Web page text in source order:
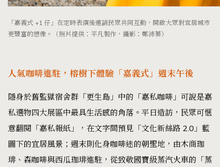
「嘉義式 +1 仔」在定時表演後邀請民眾共同互動，開啟大眾對宜居城市
更豐富的想像。（照片提供：平凡製作，攝影：鄭沛蓁）
人氣咖啡進駐，榕樹下體驗「嘉義式」週末午後
隱身於舊監獄宿舍群「更生島」中的「嘉私咖啡」可說是嘉
私選物四大展區中最具生活感的角落。平日造訪，民眾可愜
意翻閱「嘉私報紙」，在文字間預見「文化新絲路 2.0」藍
圖下的宜居風景；週末則化身咖啡迷的朝聖地，由木商珈
琲、森咖啡與西瓜珈琲進駐，從致敬國寶級蒸汽火車的「蒸